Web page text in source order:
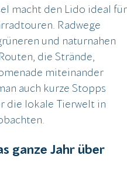
macht den Lido ideal für
Radwege
und naturnahen
die Strände,
miteinander
auch kurze Stopps
die lokale Tierwelt in
ganze Jahr über